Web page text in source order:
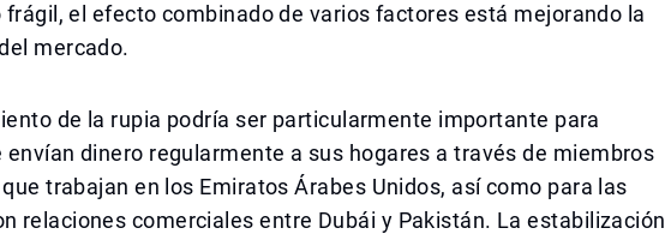
frágil, el efecto combinado de varios factores está mejorando la
mercado.
de la rupia podría ser particularmente importante para
envían dinero regularmente a sus hogares a través de miembros
trabajan en los Emiratos Árabes Unidos, así como para las
relaciones comerciales entre Dubái y Pakistán. La estabilización